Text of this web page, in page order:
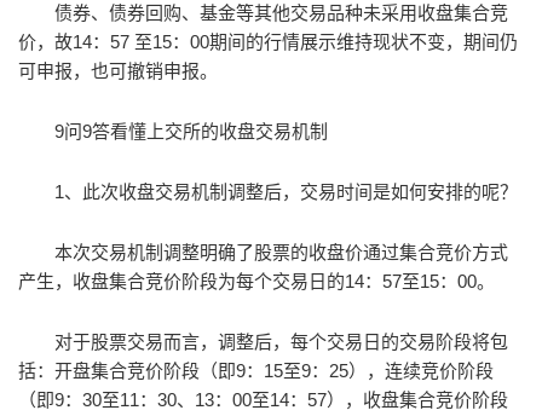
债券、债券回购、基金等其他交易品种未采用收盘集合竞
价，故14：57 至15：00期间的行情展示维持现状不变，期间仍
可申报，也可撤销申报。
9问9答看懂上交所的收盘交易机制
1、此次收盘交易机制调整后，交易时间是如何安排的呢？
本次交易机制调整明确了股票的收盘价通过集合竞价方式
产生，收盘集合竞价阶段为每个交易日的14：57至15：00。
对于股票交易而言，调整后，每个交易日的交易阶段将包
括：开盘集合竞价阶段（即9：15至9：25），连续竞价阶段
（即9：30至11：30、13：00至14：57），收盘集合竞价阶段